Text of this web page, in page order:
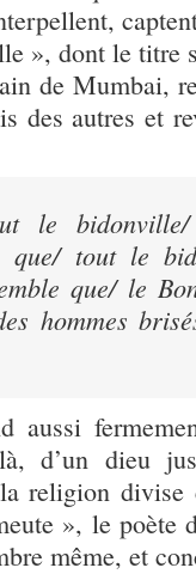
», dont le titre
de Mumbai,
des autres et
le
que/ tout le
que/ le
hommes
aussi
d’un dieu
religion divise
», le
même, et